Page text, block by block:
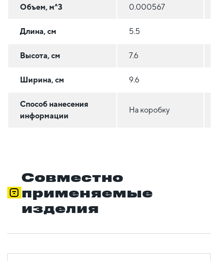
Объем, м^3 0.000567
Длина, см 5.5
Высота, см 7.6
Ширина, см 9.6
Способ нанесения
информации
На коробку
Совместно
применяемые
изделия